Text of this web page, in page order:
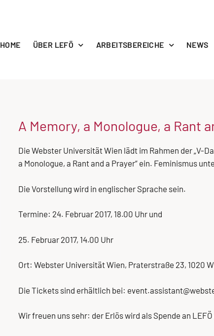
HOME ÜBER LEFÖ ARBEITSBEREICHE NEWS
A Memory, a Monologue, a Rant
Die Webster Universität Wien lädt im Rahmen der „V-
a Monologue, a Rant and a Prayer“ ein. Feminismus
Die Vorstellung wird in englischer Sprache sein.
Termine: 24. Februar 2017, 18.00 Uhr und
25. Februar 2017, 14.00 Uhr
Ort: Webster Universität Wien, Praterstraße 23, 1020
Die Tickets sind erhältlich bei:
Wir freuen uns sehr: der Erlös wird als Spende an